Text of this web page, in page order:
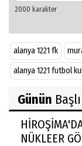
alanya 1221 fk
alanya 1221 futbol
Günün
NÜKLEER